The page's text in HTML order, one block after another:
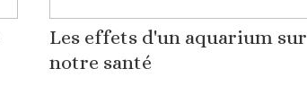
Les effets d'un aquarium sur
notre santé